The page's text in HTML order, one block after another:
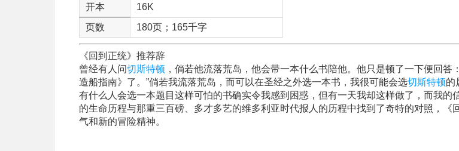
开本
16K
页数
180页；165千字
《回到正统》推荐辞
曾经有人问切斯特顿 ，倘若他流落荒岛，他会带一本什么书陪他。他只是顿了一下便回答
造船指南》了。”倘若我流落荒岛，而可以在圣经之外选一本书，我很可能会选切斯特顿的
有什么人会选一本题目这样可怕的书确实令我感到困惑，但有一天我却这样做了，而我的
的生命历程与那重三百磅、多才多艺的维多利亚时代报人的历程中找到了奇特的对照，《
气和新的冒险精神。